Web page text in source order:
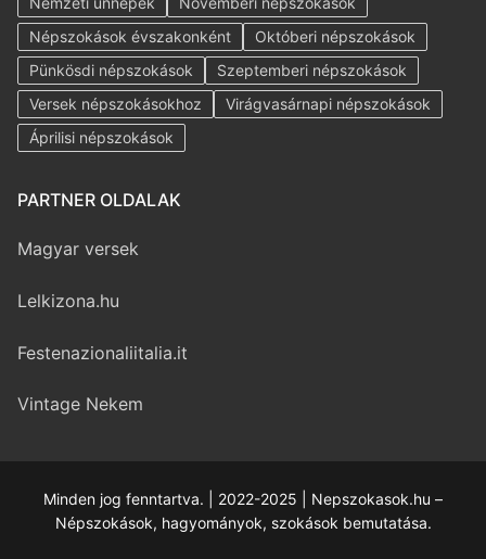
Népszokások évszakonként
Októberi népszokások
Pünkösdi népszokások
Szeptemberi népszokások
Versek népszokásokhoz
Virágvasárnapi népszokások
Áprilisi népszokások
PARTNER OLDALAK
Magyar versek
Lelkizona.hu
Festenazionaliitalia.it
Vintage Nekem
Minden jog fenntartva. | 2022-2025 | Nepszokasok.hu –
Népszokások, hagyományok, szokások bemutatása.